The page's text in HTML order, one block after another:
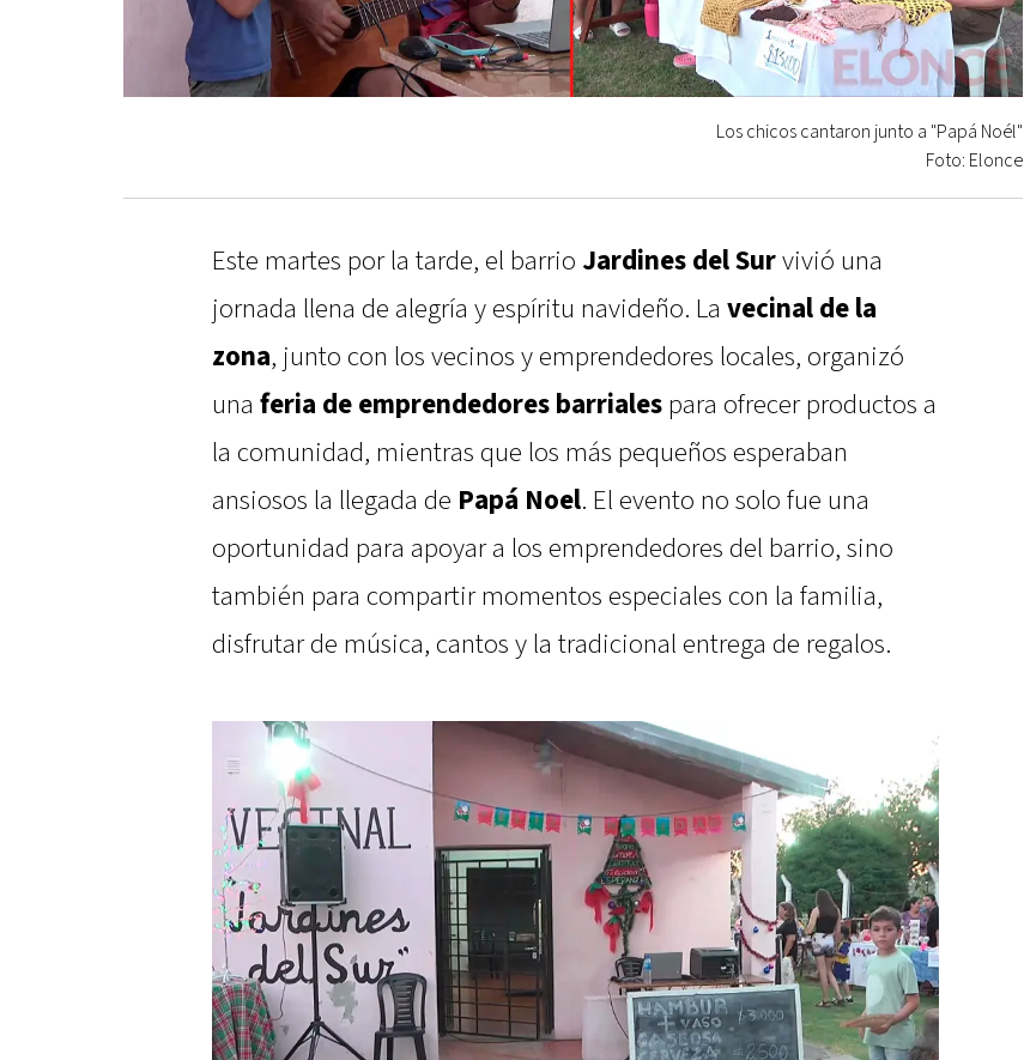
Los chicos cantaron junto a "Papá Noél"
Foto: Elonce
Este martes por la tarde, el barrio Jardines del Survivió una
jornada llena de alegría y espíritu navideño. La vecinal de la
zona, junto con los vecinos y emprendedores locales, organizó
una feria de emprendedores barriales para ofrecer productos a
la comunidad, mientras que los más pequeños esperaban
ansiosos la llegada de Papá Noel. El evento no solo fue una
oportunidad para apoyar a los emprendedores del barrio, sino
también para compartir momentos especiales con la familia,
disfrutar de música, cantos y la tradicional entrega de regalos.